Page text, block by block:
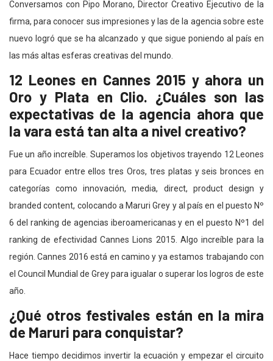
Conversamos con Pipo Morano, Director Creativo Ejecutivo de la
firma, para conocer sus impresiones y las de la agencia sobre este
nuevo logró que se ha alcanzado y que sigue poniendo al país en
las más altas esferas creativas del mundo.
12 Leones en Cannes 2015 y ahora un
Oro y Plata en Clio. ¿Cuáles son las
expectativas de la agencia ahora que
la vara está tan alta a nivel creativo?
Fue un año increíble. Superamos los objetivos trayendo 12 Leones
para Ecuador entre ellos tres Oros, tres platas y seis bronces en
categorías como innovación, media, direct, product design y
branded content, colocando a Maruri Grey y al país en el puesto Nº
6 del ranking de agencias iberoamericanas y en el puesto Nº1 del
ranking de efectividad Cannes Lions 2015. Algo increíble para la
región. Cannes 2016 está en camino y ya estamos trabajando con
el Council Mundial de Grey para igualar o superar los logros de este
año.
¿Qué otros festivales están en la mira
de Maruri para conquistar?
Hace tiempo decidimos invertir la ecuación y empezar el circuito